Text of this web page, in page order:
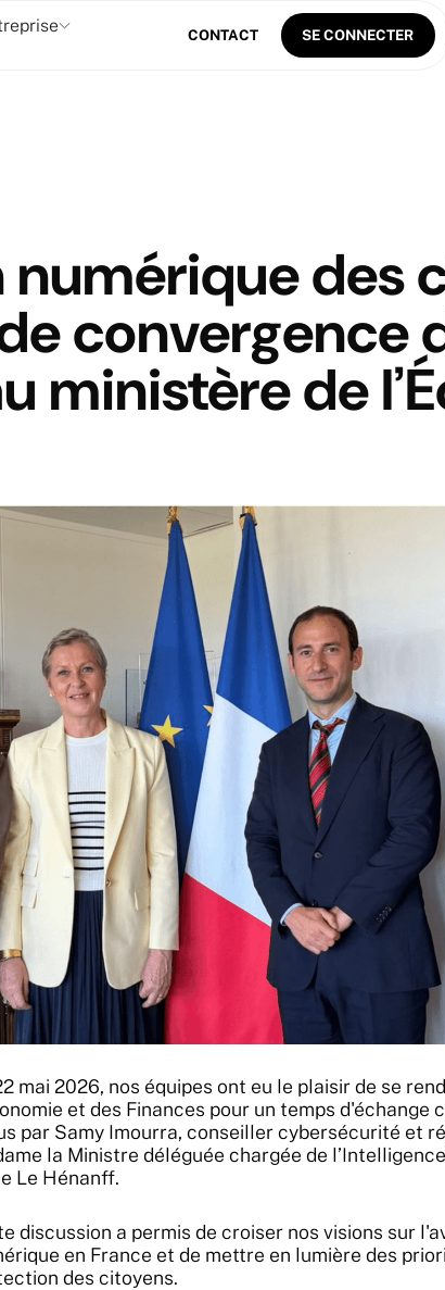
CONTACT SE CONNECTER
des
convergence
ministère de
mai 2026, nos équipes ont eu le plaisir de se
et des Finances pour un temps
par Samy Imourra, conseiller cybersécurité et
la Ministre déléguée chargée de
Le Hénanff.
discussion a permis de croiser nos visions sur
en France et de mettre en lumière des
des citoyens.